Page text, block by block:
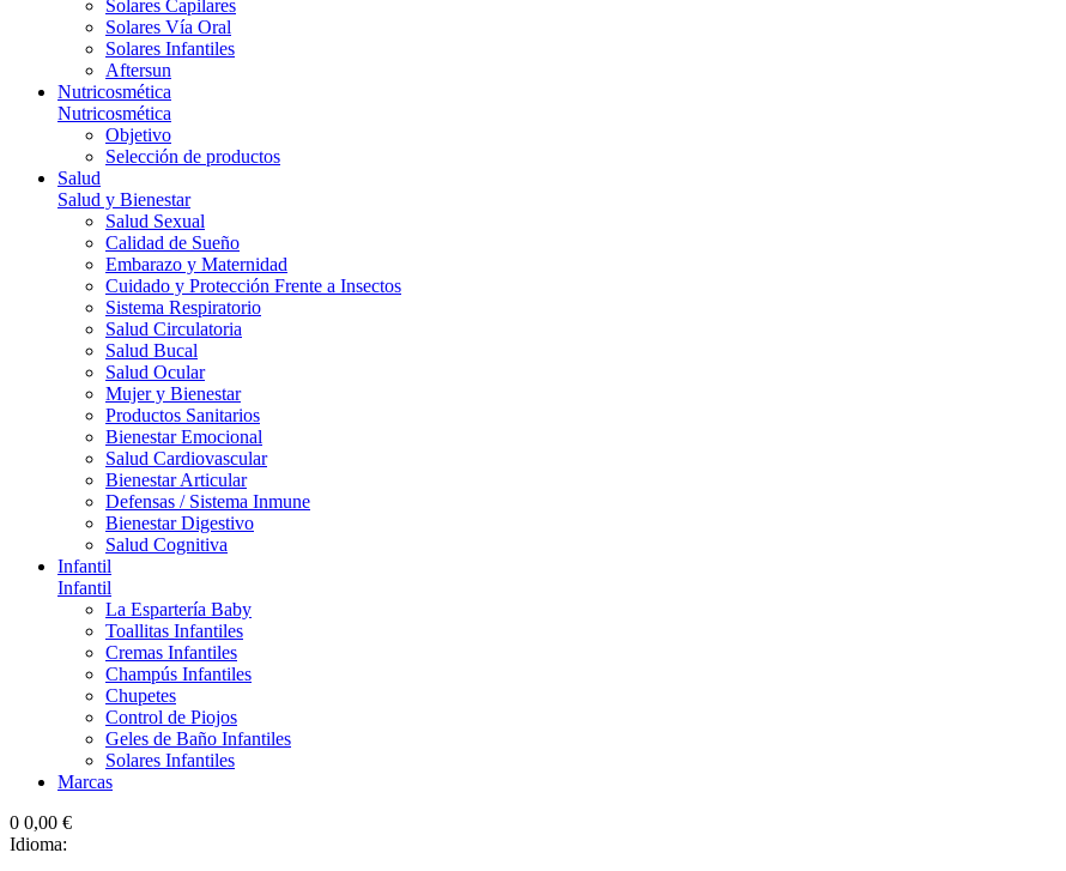
Solares Capilares
Solares Vía Oral
Solares Infantiles
Aftersun
Nutricosmética
Nutricosmética
Objetivo
Selección de productos
Salud
Salud y Bienestar
Salud Sexual
Calidad de Sueño
Embarazo y Maternidad
Cuidado y Protección Frente a Insectos
Sistema Respiratorio
Salud Circulatoria
Salud Bucal
Salud Ocular
Mujer y Bienestar
Productos Sanitarios
Bienestar Emocional
Salud Cardiovascular
Bienestar Articular
Defensas / Sistema Inmune
Bienestar Digestivo
Salud Cognitiva
Infantil
Infantil
La Espartería Baby
Toallitas Infantiles
Cremas Infantiles
Champús Infantiles
Chupetes
Control de Piojos
Geles de Baño Infantiles
Solares Infantiles
Marcas
0 0,00 €
Idioma: